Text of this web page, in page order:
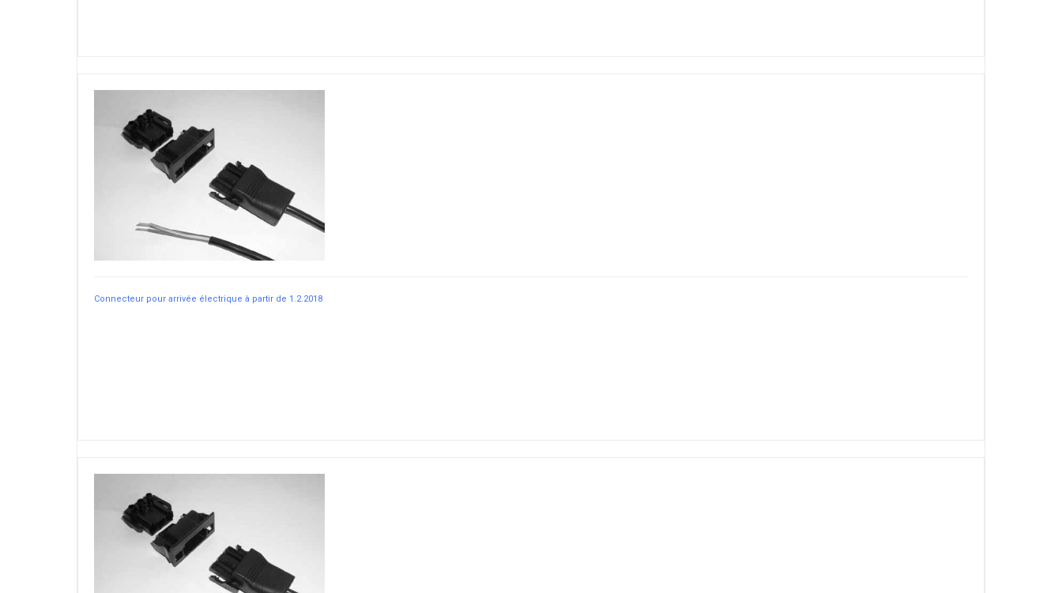
Connecteur pour arrivée électrique à partir de 1.2.2018